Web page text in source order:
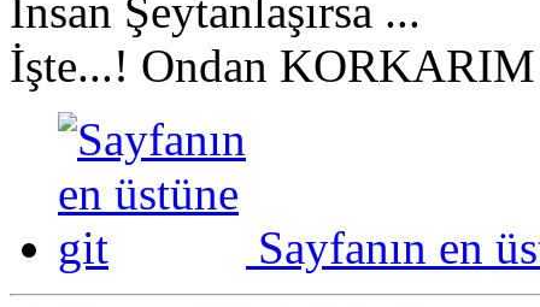
İnsan Şeytanlaşırsa ...
İşte...! Ondan
Sayfanın en